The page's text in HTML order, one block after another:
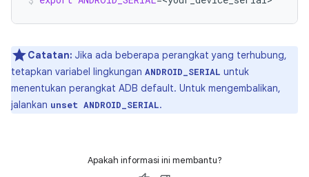
Catatan: Jika ada beberapa perangkat yang terhubung,
tetapkan variabel lingkungan ANDROID_SERIAL untuk
menentukan perangkat ADB default. Untuk mengembalikan,
jalankan unset ANDROID_SERIAL.
Apakah informasi ini membantu?